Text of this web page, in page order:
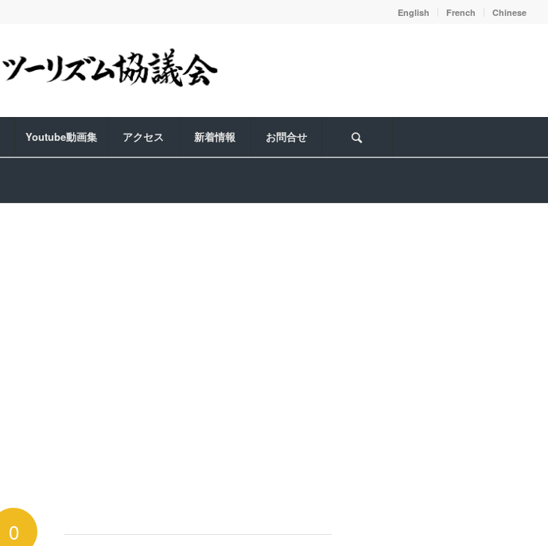
English French Chinese
Youtube動画集 アクセス 新着情報 お問合せ
0